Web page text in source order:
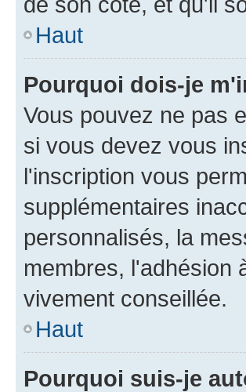
Haut
Pourquoi dois-je
Vous pouvez ne pas
si vous devez vous
l'inscription vous
supplémentaires
personnalisés, la
membres, l'adhésion
vivement conseillée.
Haut
Pourquoi suis-je